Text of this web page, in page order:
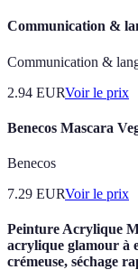
Communication &
Communication &
2.94 EURVoir le prix
Benecos Mascara
Benecos
7.29 EURVoir le prix
Peinture Acrylique
acrylique glamour à
crémeuse, séchage